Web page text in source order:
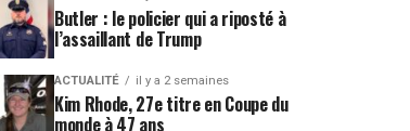
Butler : le policier qui a riposté à
l’assaillant de Trump
ACTUALITÉ il y a 2 semaines
Kim Rhode, 27e titre en Coupe du
monde à 47 ans